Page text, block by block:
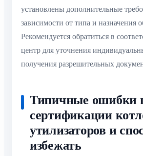
установлены дополнительные
зависимости от типа и назначения
Рекомендуется обратиться в
центр для уточнения
получения разрешительных
Типичные ошибки
сертификации
утилизаторов и
избежать